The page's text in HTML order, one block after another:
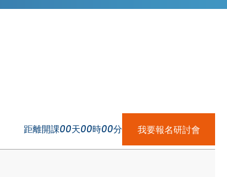
Broadcast and Media
距離開課00天00時00分 我要報名研討會